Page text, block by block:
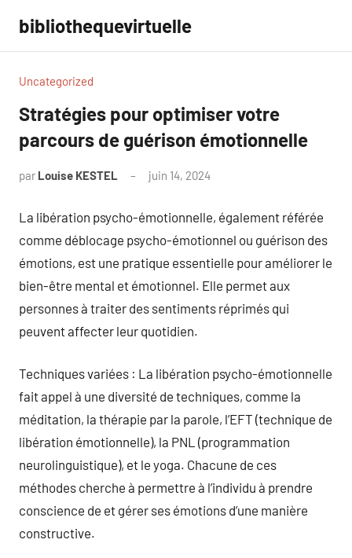
contenu
bibliothequevirtuelle
Uncategorized
Stratégies pour optimiser votre
parcours de guérison émotionnelle
par Louise KESTEL juin 14, 2024
La libération psycho-émotionnelle, également référée
comme déblocage psycho-émotionnel ou guérison des
émotions, est une pratique essentielle pour améliorer le
bien-être mental et émotionnel. Elle permet aux
personnes à traiter des sentiments réprimés qui
peuvent affecter leur quotidien.
Techniques variées : La libération psycho-émotionnelle
fait appel à une diversité de techniques, comme la
méditation, la thérapie par la parole, l’EFT (technique de
libération émotionnelle), la PNL (programmation
neurolinguistique), et le yoga. Chacune de ces
méthodes cherche à permettre à l’individu à prendre
conscience de et gérer ses émotions d’une manière
constructive.